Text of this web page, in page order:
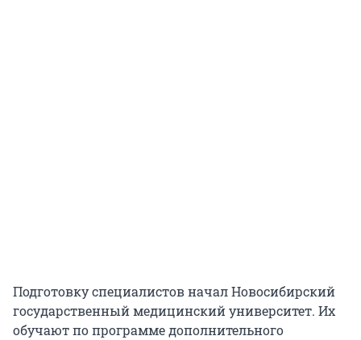
Подготовку специалистов начал Новосибирский
государственный медицинский университет. Их
обучают по программе дополнительного